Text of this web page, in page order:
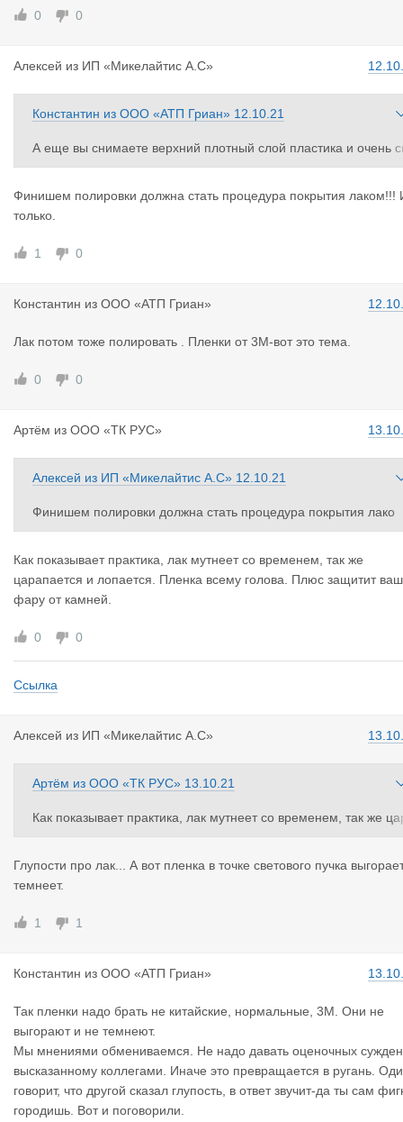
0 0
Алексей из ИП «Микелайтис А.С»
Константин из ООО «АТП Гриан» 12.10.21
А еще вы снимаете верхний плотный слой пластика и очень
оро ваши блестючие фары превратятся опять в мутное нечто.
но защищает после полировки и по необходимости потом
Если уж делать, то комплексом. Иначе-зря потраченные деньг
Финишем полировки должна стать процедура покрытия лаком!!!
только.
1 0
Константин из ООО «АТП Гриан»
Лак потом тоже полировать . Пленки от 3М-вот это тема.
0 0
Артём из ООО «ТК РУС»
Алексей из ИП «Микелайтис А.С» 12.10.21
Финишем полировки должна стать процедура покрытия лако
м!!! И только.
Как показывает практика, лак мутнеет со временем, так же
царапается и лопается. Пленка всему голова. Плюс защитит
фару от камней.
0 0
Ссылка
Алексей из ИП «Микелайтис А.С»
Артём из ООО «ТК РУС» 13.10.21
Как показывает практика, лак мутнеет со временем, так же
Глупости про лак... А вот пленка в точке светового пучка
темнеет.
1 1
Константин из ООО «АТП Гриан»
Так пленки надо брать не китайские, нормальные, 3М. Они не
выгорают и не темнеют.
Мы мнениями обмениваемся. Не надо давать оценочных
высказанному коллегами. Иначе это превращается в ругань.
говорит, что другой сказал глупость, в ответ звучит-да ты сам
городишь. Вот и поговорили.